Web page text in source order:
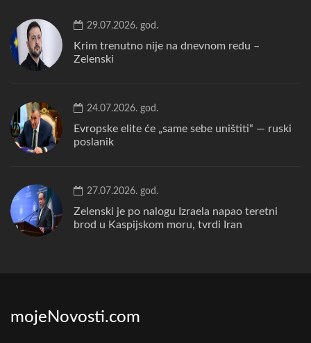
29.07.2026. god.
Krim trenutno nije na dnevnom redu –
Zelenski
24.07.2026. god.
Evropske elite će „same sebe uništiti“ — ruski
poslanik
27.07.2026. god.
Zelenski je po nalogu Izraela napao teretni
brod u Kaspijskom moru, tvrdi Iran
mojeNovosti.com